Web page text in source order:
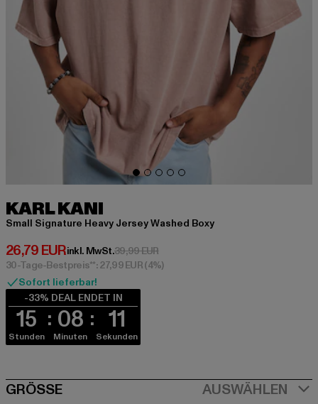
KARL KANI
Small Signature Heavy Jersey Washed Boxy
26,79 EUR
Derzeitiger Preis: 26,79 EUR
inkl. MwSt.39,99 EURAktionspreis: 39,99 EUR
30-Tage-Bestpreis**: 27,99 EUR(4%)
Sofort lieferbar!
-33% DEAL ENDET IN
15
Stunden
08
Minuten
10
Sekunden
SIZE
GRÖSSE AUSWÄHLEN